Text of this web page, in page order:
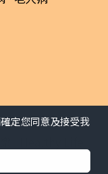
定您同意及接受我